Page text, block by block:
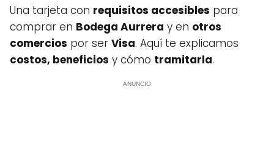
Una tarjeta con requisitos accesibles para
comprar en Bodega Aurrera y en otros
comercios por ser Visa. Aquí te explicamos
costos, beneficios y cómo tramitarla.
ANUNCIO